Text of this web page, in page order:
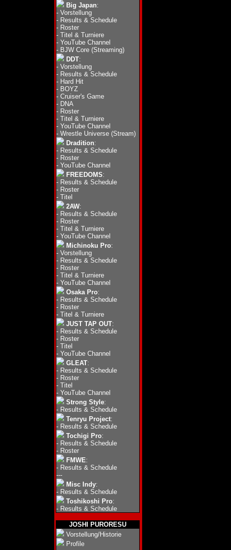
Big Japan:
- Vorstellung
- Results & Schedule
- Roster
- Titel & Turniere
- YouTube Channel
- BJW Core (Streaming)
DDT:
- Vorstellung
- Results & Schedule
- Hard Hit
- BOYZ
- Cruiser's Game
- DNA
- Roster
- Titel & Turniere
- YouTube Channel
- Wrestle Universe (Stream)
Dradition:
- Results & Schedule
- Roster
- YouTube Channel
FREEDOMS:
- Results & Schedule
- Roster
- Titel
2AW:
- Results & Schedule
- Roster
- Titel & Turniere
- YouTube Channel
Michinoku Pro:
- Vorstellung
- Results & Schedule
- Roster
- Titel & Turniere
- YouTube Channel
Osaka Pro:
- Results & Schedule
- Roster
- Titel & Turniere
JUST TAP OUT:
- Results & Schedule
- Roster
- Titel
- YouTube Channel
GLEAT:
- Results & Schedule
- Roster
- Titel
- YouTube Channel
Strong Style:
- Results & Schedule
Tenryu Project:
- Results & Schedule
Tochigi Pro:
- Results & Schedule
- Roster
FMWE:
- Results & Schedule
---
Misc Indy:
- Results & Schedule
Toshikoshi Pro:
- Results & Schedule
JOSHI PURORESU
Vorstellung/Historie
Profile